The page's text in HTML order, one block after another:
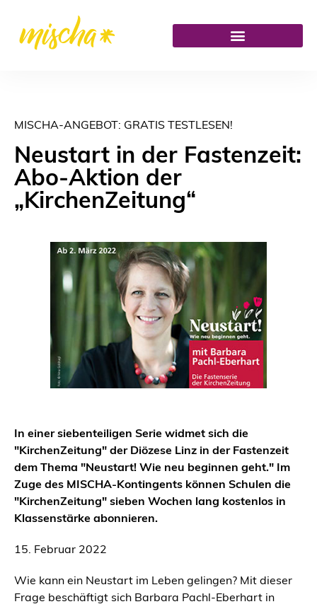
MISCHA-ANGEBOT: GRATIS TESTLESEN!
Neustart in der Fastenzeit:
Abo-Aktion der
„KirchenZeitung“
In einer siebenteiligen Serie widmet sich die
"KirchenZeitung" der Diözese Linz in der Fastenzeit
dem Thema "Neustart! Wie neu beginnen geht." Im
Zuge des MISCHA-Kontingents können Schulen die
"KirchenZeitung" sieben Wochen lang kostenlos in
Klassenstärke abonnieren.
15. Februar 2022
Wie kann ein Neustart im Leben gelingen? Mit dieser
Frage beschäftigt sich Barbara Pachl-Eberhart in